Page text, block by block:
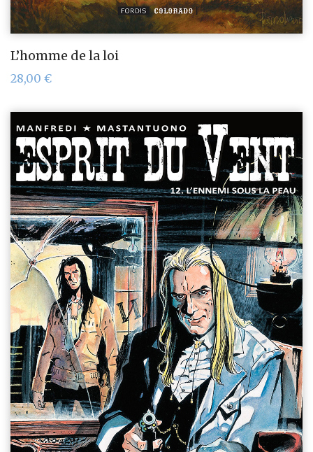
L’homme de la loi
28,00 €